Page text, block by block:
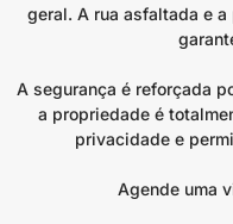
geral. A rua asfaltada e
A segurança é reforçada
a propriedade é
privacidade e
Agende uma